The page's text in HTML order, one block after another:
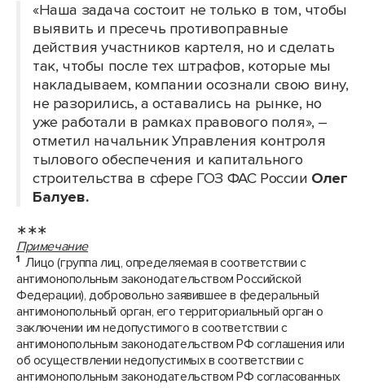
«Наша задача состоит не только в том, чтобы
выявить и пресечь противоправные
действия участников картеля, но и сделать
так, чтобы после тех штрафов, которые мы
накладываем, компании осознали свою вину,
не разорились, а оставались на рынке, но
уже работали в рамках правового поля», –
отметил начальник Управления контроля
тылового обеспечения и капитального
строительства в сфере ГОЗ ФАС России Олег
Балуев.
∗∗∗
Примечание
1 Лицо (группа лиц, определяемая в соответствии с
антимонопольным законодательством Российской
Федерации), добровольно заявившее в федеральный
антимонопольный орган, его территориальный орган о
заключении им недопустимого в соответствии с
антимонопольным законодательством РФ соглашения или
об осуществлении недопустимых в соответствии с
антимонопольным законодательством РФ согласованных